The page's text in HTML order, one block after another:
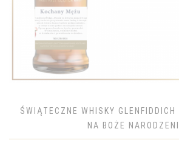
ŚWIĄTECZNE WHISKY
NA BOŻE